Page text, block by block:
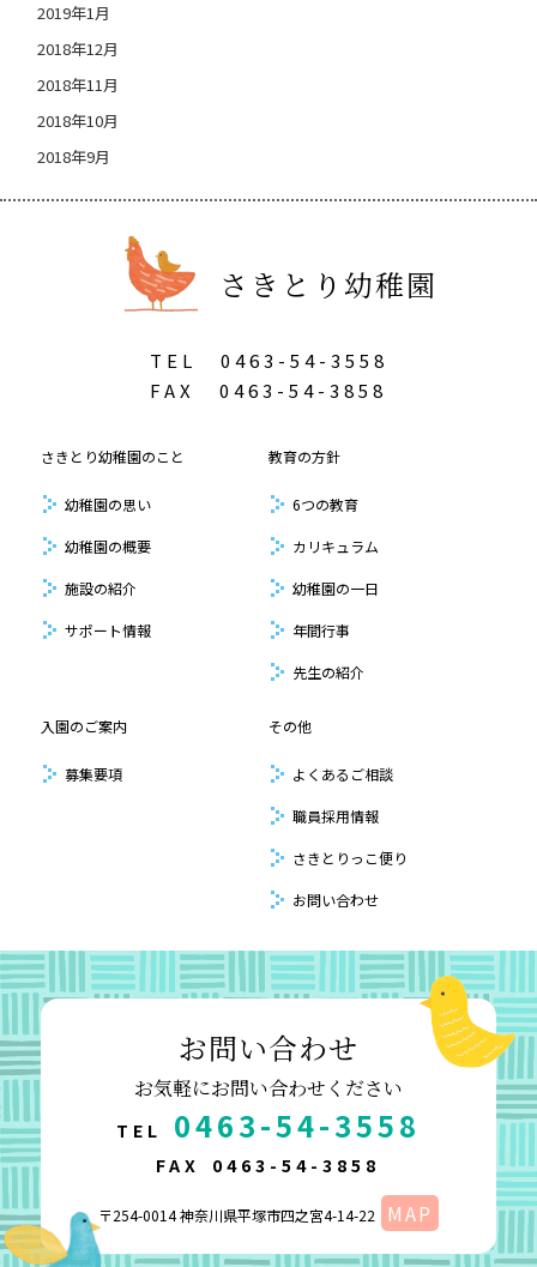
2019年1月
2018年12月
2018年11月
2018年10月
2018年9月
さきとり幼稚園
TEL
0463-54-3558
FAX
0463-54-3858
さきとり幼稚園のこと
幼稚園の思い
幼稚園の概要
施設の紹介
サポート情報
教育の方針
6つの教育
カリキュラム
幼稚園の一日
年間行事
先生の紹介
入園のご案内
募集要項
その他
よくあるご相談
職員採用情報
さきとりっこ便り
お問い合わせ
お問い合わせ
お気軽にお問い合わせください
TEL 0463-54-3558
FAX 0463-54-3858
〒254-0014 神奈川県平塚市四之宮4-14-22 MAP